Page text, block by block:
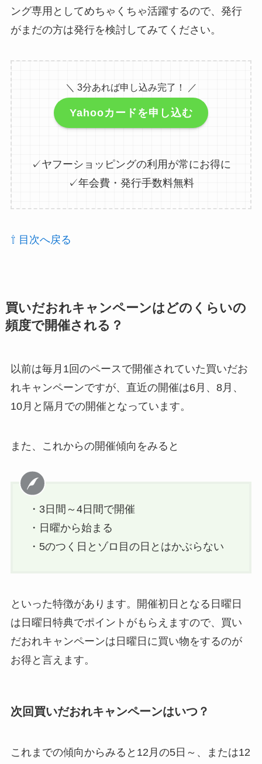
ング専用としてめちゃくちゃ活躍するので、発行
がまだの方は発行を検討してみてください。
＼ 3分あれば申し込み完了！ ／
Yahooカードを申し込む
✓ヤフーショッピングの利用が常にお得に
✓年会費・発行手数料無料
⇧ 目次へ戻る
買いだおれキャンペーンはどのくらいの
頻度で開催される？
以前は毎月1回のペースで開催されていた買いだお
れキャンペーンですが、直近の開催は6月、8月、
10月と隔月での開催となっています。
また、これからの開催傾向をみると
・3日間～4日間で開催
・日曜から始まる
・5のつく日とゾロ目の日とはかぶらない
といった特徴があります。開催初日となる日曜日
は日曜日特典でポイントがもらえますので、買い
だおれキャンペーンは日曜日に買い物をするのが
お得と言えます。
次回買いだおれキャンペーンはいつ？
これまでの傾向からみると12月の5日～、または12